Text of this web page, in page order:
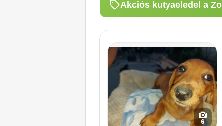
Akciós kutyaeledel a
6